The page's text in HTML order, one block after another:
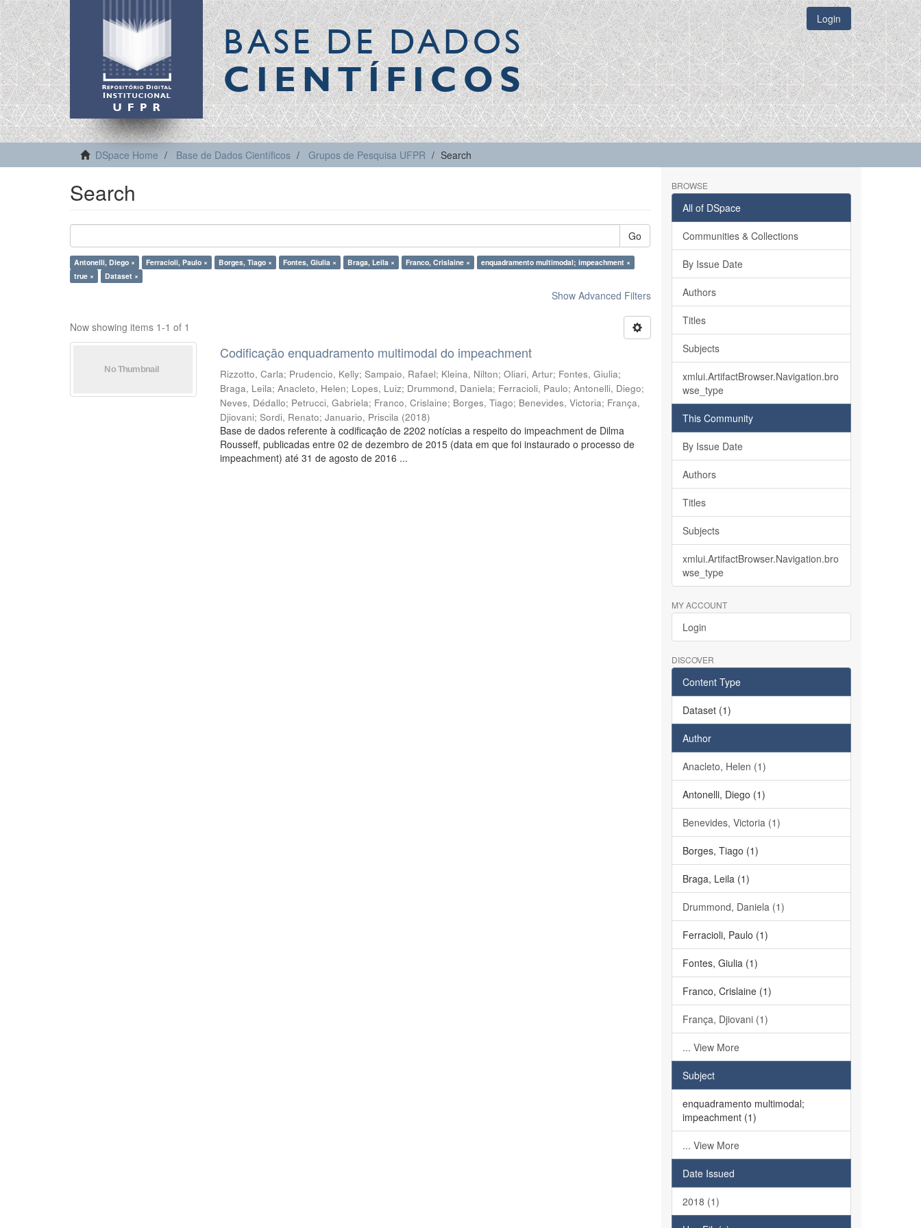
BASE DE DADOS
CIENTÍFICOS
Login
DSpace Home Base de Dados Científicos Grupos de Pesquisa UFPR Search
Search
Go
Antonelli, Diego × Ferracioli, Paulo × Borges, Tiago × Fontes, Giulia × Braga, Leila × Franco, Crislaine ×
enquadramento multimodal; impeachment ×
true ×
Dataset ×
Show Advanced Filters
Now showing items 1-1 of 1
Codificação enquadramento multimodal do impeachment
Rizzotto, Carla; Prudencio, Kelly;Sampaio, Rafael; Kleina, Nilton;Oliari, Artur; Fontes, Giulia;
Braga, Leila;Anacleto, Helen; Lopes, Luiz; Drummond, Daniela; Ferracioli, Paulo;Antonelli, Diego;
Neves, Dédallo; Petrucci, Gabriela; Franco, Crislaine; Borges, Tiago; Benevides, Victoria; França,
Djiovani;Sordi, Renato;Januario, Priscila (2018)
Base de dados referente à codificação de 2202 notícias a respeito do impeachment de Dilma
Rousseff, publicadas entre 02 de dezembro de 2015 (data em que foi instaurado o processo de
impeachment) até 31 de agosto de 2016 ...
BROWSE
All of DSpace
Communities & Collections
By Issue Date
Authors
Titles
Subjects
xmlui.ArtifactBrowser.Navigation.bro
wse_type
This Community
By Issue Date
Authors
Titles
Subjects
xmlui.ArtifactBrowser.Navigation.bro
wse_type
MY ACCOUNT
Login
DISCOVER
Content Type
Dataset (1)
Author
Anacleto, Helen (1)
Antonelli, Diego (1)
Benevides, Victoria (1)
Borges, Tiago (1)
Braga, Leila (1)
Drummond, Daniela (1)
Ferracioli, Paulo (1)
Fontes, Giulia (1)
Franco, Crislaine (1)
França, Djiovani (1)
... View More
Subject
enquadramento multimodal;
impeachment (1)
... View More
Date Issued
2018 (1)